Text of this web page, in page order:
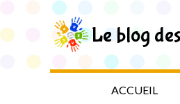
i
p
L
Le blog
ACCUEIL